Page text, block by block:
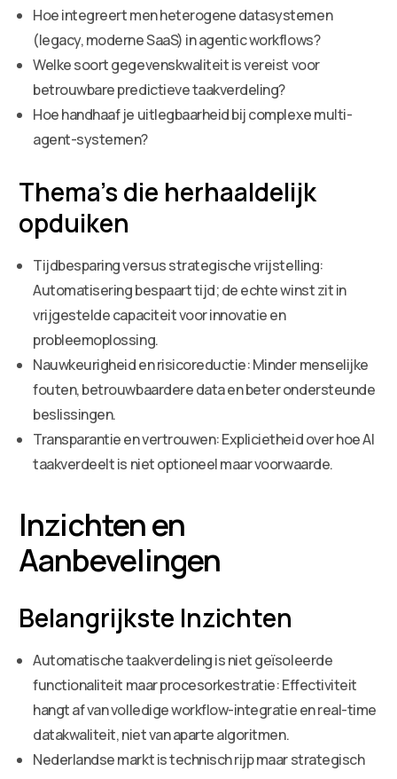
Hoe integreert men heterogene datasystemen
(legacy, moderne SaaS) in agentic workflows?
Welke soort gegevenskwaliteit is vereist voor
betrouwbare predictieve taakverdeling?
Hoe handhaaf je uitlegbaarheid bij complexe multi-
agent-systemen?
Thema’s die herhaaldelijk
opduiken
Tijdbesparing versus strategische vrijstelling:
Automatisering bespaart tijd; de echte winst zit in
vrijgestelde capaciteit voor innovatie en
probleemoplossing.
Nauwkeurigheid en risicoreductie: Minder menselijke
fouten, betrouwbaardere data en beter ondersteunde
beslissingen.
Transparantie en vertrouwen: Explicietheid over hoe AI
taakverdeelt is niet optioneel maar voorwaarde.
Inzichten en
Aanbevelingen
Belangrijkste Inzichten
Automatische taakverdeling is niet geïsoleerde
functionaliteit maar procesorkestratie: Effectiviteit
hangt af van volledige workflow-integratie en real-time
datakwaliteit, niet van aparte algoritmen.
Nederlandse markt is technisch rijp maar strategisch